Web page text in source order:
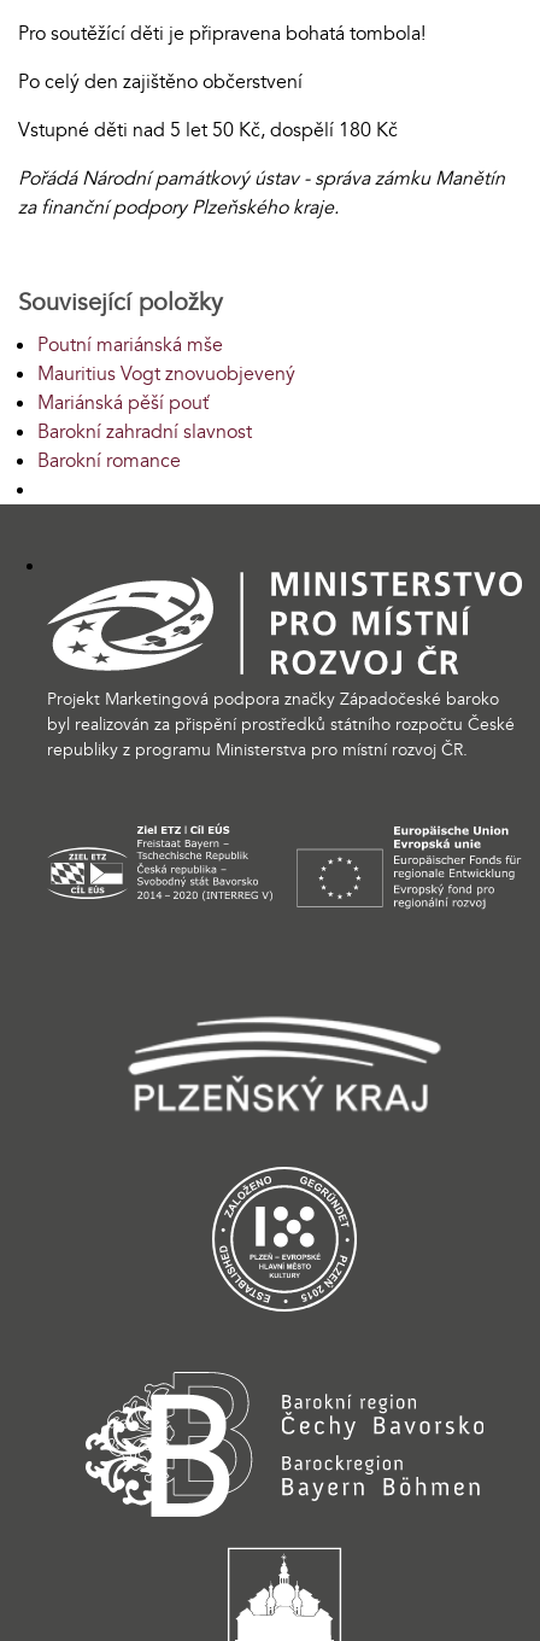
Pro soutěžící děti je připravena bohatá tombola!
Po celý den zajištěno občerstvení
Vstupné děti nad 5 let 50 Kč, dospělí 180 Kč
Pořádá Národní památkový ústav - správa zámku Manětín
za finanční podpory Plzeňského kraje.
Související položky
Poutní mariánská mše
Mauritius Vogt znovuobjevený
Mariánská pěší pouť
Barokní zahradní slavnost
Barokní romance
Projekt Marketingová podpora značky Západočeské baroko
byl realizován za přispění prostředků státního rozpočtu České
republiky z programu Ministerstva pro místní rozvoj ČR.